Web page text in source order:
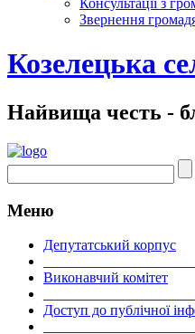
Консультації з
Звернення
Козелецька
Найвища честь -
Меню
Депутатський корпус
Виконавчий комітет
Доступ до публічної